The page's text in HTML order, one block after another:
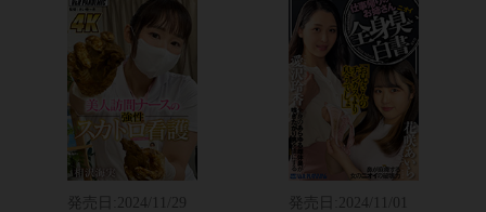
発売日:
2024/11/29
発売日:
2024/11/01